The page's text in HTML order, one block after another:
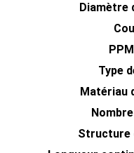
Diamètre
Type
Matériau
Structure